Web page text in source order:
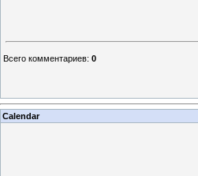
Всего комментариев: 0
Calendar